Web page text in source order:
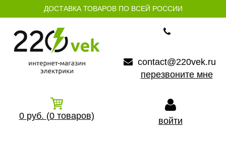
ДОСТАВКА ТОВАРОВ ПО ВСЕЙ РОССИИ
contact@220vek.ru
перезвоните мне
0 руб. (0 товаров) войти